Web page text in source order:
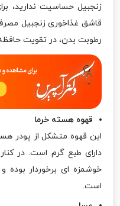
زنجبیل حساسیت ندارید،
قاشق غذاخوری زنجبیل
رطوبت بدن، در تقویت
قهوه هسته خرما
این قهوه متشکل از پودر
دارای طبع گرم است. در
خوشمزه ای برخوردار
است.